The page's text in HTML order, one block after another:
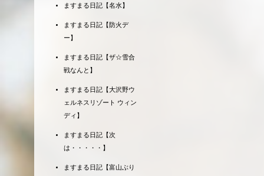
ますまる日記【名水】
ますまる日記【防火デ
ー】
ますまる日記【ザ☆雪合
戦なんと】
ますまる日記【大沢野ウ
ェルネスリゾート ウィン
ディ】
ますまる日記【次
は・・・・・】
ますまる日記【富山ぶり